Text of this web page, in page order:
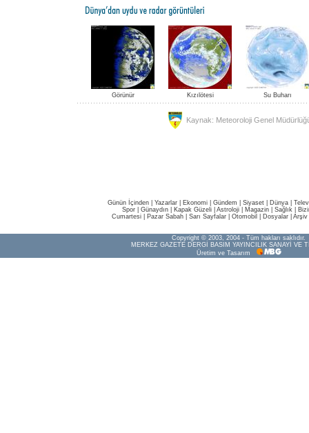
Görünür Kızılötesi Su Buharı
Kaynak: Meteoroloji Genel
Günün İçinden Yazarlar Ekonomi Gündem Siyaset Dünya |
Spor
Günaydın Kapak Güzeli Astroloji Magazin Sağlık
Cumartesi
Pazar Sabah Sarı Sayfalar Otomobil Dosyalar Arşiv
Copyright © 2003, 2004 - Tüm hakları saklıdır.
MERKEZ GAZETE DERGİ BASIM YAYINCILIK SANAYİ VE
Üretim ve Tasarım